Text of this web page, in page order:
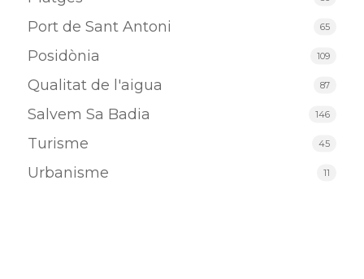
Port de Sant Antoni 65
Posidònia 109
Qualitat de l'aigua 87
Salvem Sa Badia 146
Turisme 45
Urbanisme 11